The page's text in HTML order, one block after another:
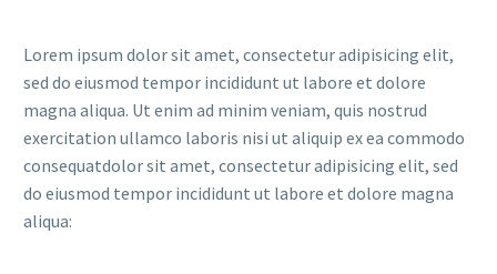
Lorem ipsum dolor sit amet, consectetur adipisicing elit,
sed do eiusmod tempor incididunt ut labore et dolore
magna aliqua. Ut enim ad minim veniam, quis nostrud
exercitation ullamco laboris nisi ut aliquip ex ea commodo
consequatdolor sit amet, consectetur adipisicing elit, sed
do eiusmod tempor incididunt ut labore et dolore magna
aliqua: